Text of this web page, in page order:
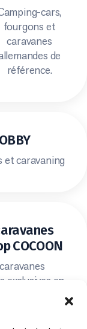
cars,
fourgons et
caravanes
de
référence.
et caravaning
COCOON
exclusives en